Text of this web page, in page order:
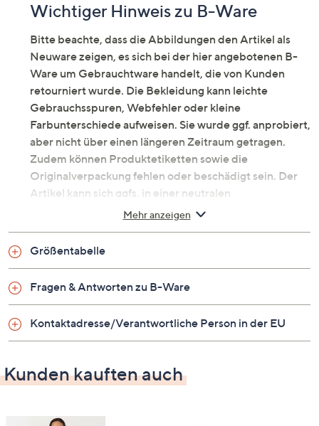
Wichtiger Hinweis zu B-Ware
Bitte beachte, dass die Abbildungen den Artikel als
Neuware zeigen, es sich bei der hier angebotenen B-
Ware um Gebrauchtware handelt, die von Kunden
retourniert wurde. Die Bekleidung kann leichte
Gebrauchsspuren, Webfehler oder kleine
Farbunterschiede aufweisen. Sie wurde ggf. anprobiert,
aber nicht über einen längeren Zeitraum getragen.
Zudem können Produktetiketten sowie die
Originalverpackung fehlen oder beschädigt sein. Der
Artikel kann sich ggfs. in einer neutralen
Umverpackung befinden. Erfahre mehr unter dem
Lässige Jeansjacke mit Fransen
Zeitlose Jacke mit jugendlichem Charme von DINE 'N'
DANCE
Auf einen Blick
Langarm
Knopfleiste
2 Brusttaschen
Mehr anzeigen
Größentabelle
Fragen & Antworten zu B-Ware
Kontaktadresse/Verantwortliche Person in der EU
Kunden kauften auch